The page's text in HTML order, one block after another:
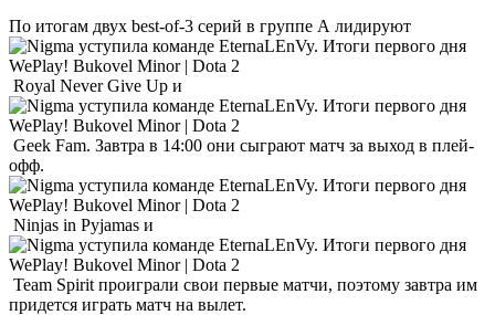
По итогам двух best-of-3 серий в группе А лидируют
Royal Never Give Up и
Geek Fam. Завтра в 14:00 они сыграют матч за выход в плей-
офф.
Ninjas in Pyjamas и
Team Spirit проиграли свои первые матчи, поэтому завтра им
придется играть матч на вылет.